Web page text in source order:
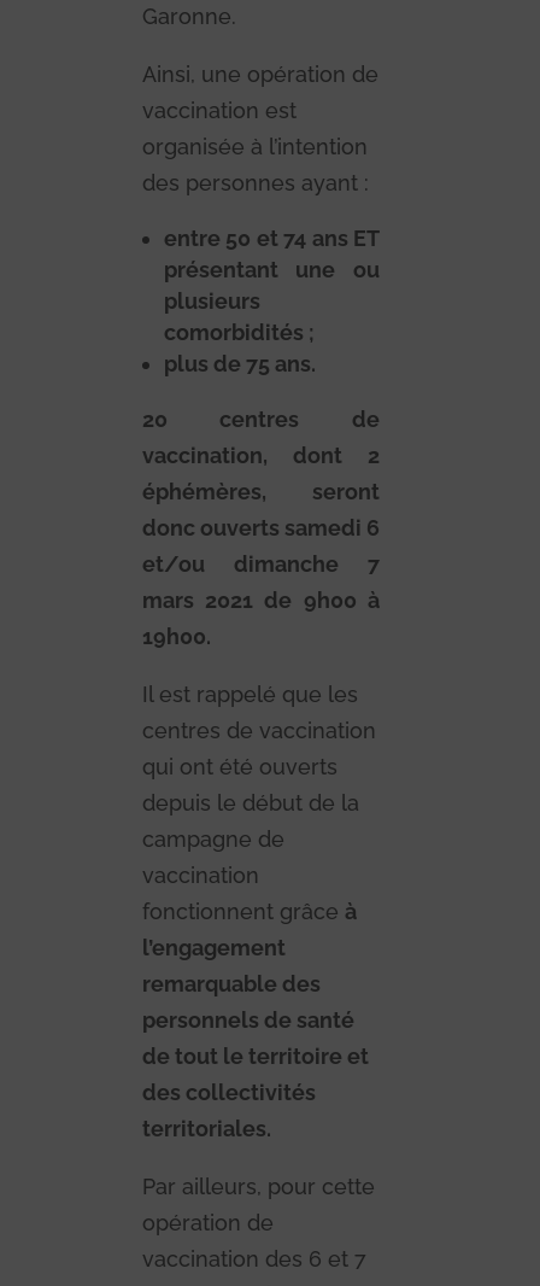
Garonne.
Ainsi, une opération de
vaccination est
organisée à l’intention
des personnes ayant :
entre 50 et 74 ans ET
présentant une ou
plusieurs
comorbidités ;
plus de 75 ans.
20 centres de
vaccination, dont 2
éphémères, seront
donc ouverts samedi 6
et/ou dimanche 7
mars 2021 de 9h00 à
19h00.
Il est rappelé que les
centres de vaccination
qui ont été ouverts
depuis le début de la
campagne de
vaccination
fonctionnent grâce à
l’engagement
remarquable des
personnels de santé
de tout le territoire et
des collectivités
territoriales.
Par ailleurs, pour cette
opération de
vaccination des 6 et 7